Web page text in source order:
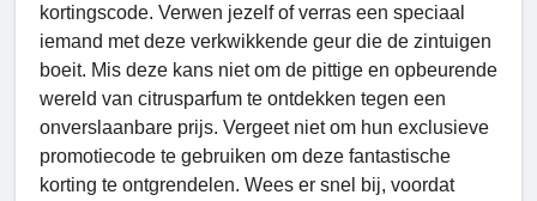
kortingscode. Verwen jezelf of verras een speciaal
iemand met deze verkwikkende geur die de zintuigen
boeit. Mis deze kans niet om de pittige en opbeurende
wereld van citrusparfum te ontdekken tegen een
onverslaanbare prijs. Vergeet niet om hun exclusieve
promotiecode te gebruiken om deze fantastische
korting te ontgrendelen. Wees er snel bij, voordat